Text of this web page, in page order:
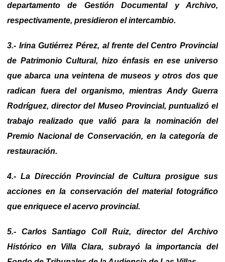
departamento de Gestión Documental y Archivo,
respectivamente, presidieron el intercambio.
3.- Irina Gutiérrez Pérez, al frente del Centro Provincial
de Patrimonio Cultural, hizo énfasis en ese universo
que abarca una veintena de museos y otros dos que
radican fuera del organismo, mientras Andy Guerra
Rodríguez, director del Museo Provincial, puntualizó el
trabajo realizado que valió para la nominación del
Premio Nacional de Conservación, en la categoría de
restauración.
4.- La Dirección Provincial de Cultura prosigue sus
acciones en la conservación del material fotográfico
que enriquece el acervo provincial.
5.- Carlos Santiago Coll Ruiz, director del Archivo
Histórico en Villa Clara, subrayó la importancia del